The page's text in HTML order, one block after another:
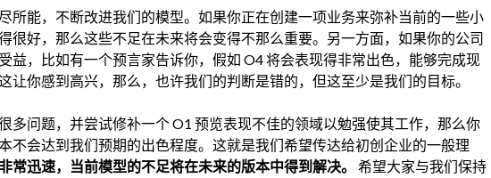
所能，不断改进我们的模型。如果你正在创建一项业务来弥补当前的一些小
很好，那么这些不足在未来将会变得不那么重要。另一方面，如果你的公司
益，比如有一个预言家告诉你，假如 O4 将会表现得非常出色，能够完成现
让你感到高兴，那么，也许我们的判断是错的，但这至少是我们的目标。
多问题，并尝试修补一个 O1 预览表现不佳的领域以勉强使其工作，那么你
不会达到我们预期的出色程度。这就是我们希望传达给初创企业的一般理
常迅速，当前模型的不足将在未来的版本中得到解决。
希望大家与我们保持